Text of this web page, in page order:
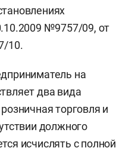
№9757/09, от
10.
на
два вида
торговля и
должного
исчислять с полной